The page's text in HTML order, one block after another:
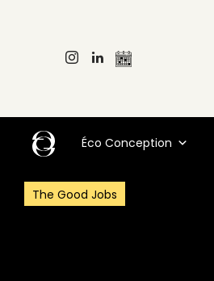
Éco Conception
The Good Jobs